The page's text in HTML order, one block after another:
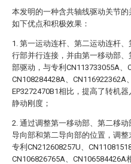
本发明的一种含共轴线驱动关节
如下优点和积极效果：
1. 第一运动连杆、第二运动连杆
行部并行连接，并由第一移动部
部驱动，与专利CN113733055A、
CN108284428A、CN116922362A
EP3272470B1相比，提高了转机
静动刚度；
2. 通过调整第一移动部、第二移
导向部和第二导向部的位置，调
专利CN212608257U、
CN106826765A、CN106584426A